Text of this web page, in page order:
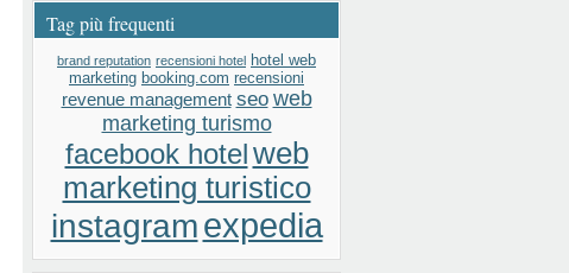
Tag più frequenti
brand reputation recensioni hotel hotel web
marketing booking.com recensioni
revenue management seo web
marketing turismo
facebook hotelweb
marketing turistico
instagramexpedia